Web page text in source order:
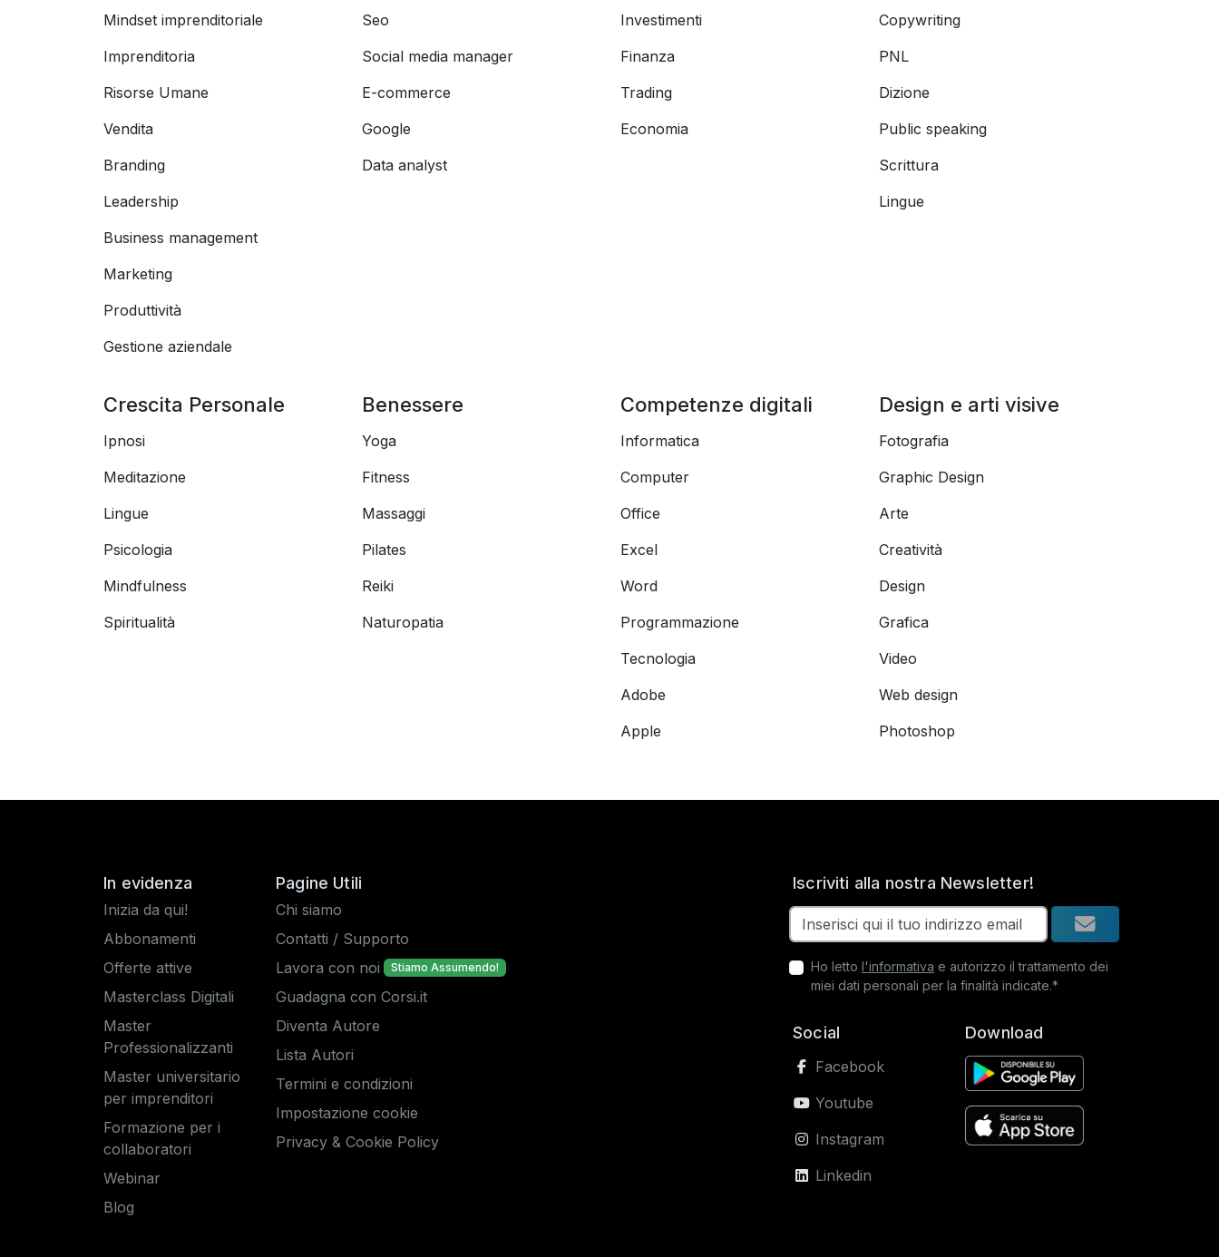
Mindset imprenditoriale
Imprenditoria
Risorse Umane
Vendita
Branding
Leadership
Business management
Marketing
Produttività
Gestione aziendale
Seo
Social media manager
E-commerce
Google
Data analyst
Investimenti
Finanza
Trading
Economia
Copywriting
PNL
Dizione
Public speaking
Scrittura
Lingue
Crescita Personale
Ipnosi
Meditazione
Lingue
Psicologia
Mindfulness
Spiritualità
Benessere
Yoga
Fitness
Massaggi
Pilates
Reiki
Naturopatia
Competenze digitali
Informatica
Computer
Office
Excel
Word
Programmazione
Tecnologia
Adobe
Apple
Design e arti visive
Fotografia
Graphic Design
Arte
Creatività
Design
Grafica
Video
Web design
Photoshop
In evidenza
Inizia da qui!
Abbonamenti
Offerte attive
Masterclass Digitali
Master
Professionalizzanti
Master universitario
per imprenditori
Formazione per i
collaboratori
Webinar
Blog
Pagine Utili
Chi siamo
Contatti / Supporto
Lavora con noi
Stiamo Assumendo!
Guadagna con Corsi.it
Diventa Autore
Lista Autori
Termini e condizioni
Impostazione cookie
Privacy & Cookie Policy
Iscriviti alla nostra Newsletter!
Ho letto l'informativa e autorizzo il trattamento dei
miei dati personali per la finalità indicate.*
Social
Facebook
Youtube
Instagram
Linkedin
Download